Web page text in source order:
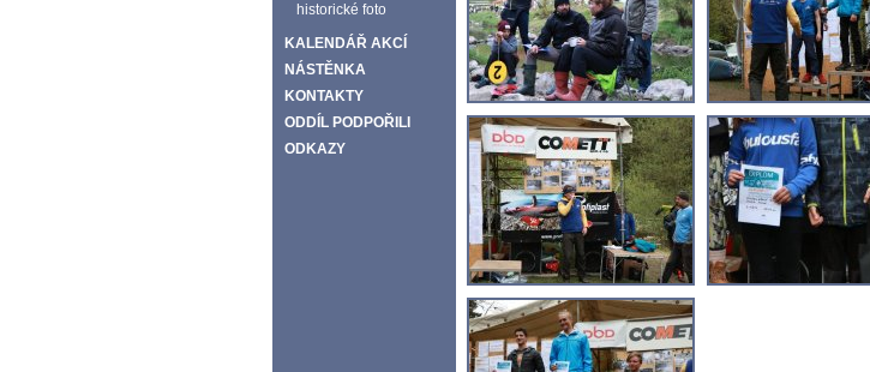
historické foto
KALENDÁŘ AKCÍ
NÁSTĚNKA
KONTAKTY
ODDÍL PODPOŘILI
ODKAZY